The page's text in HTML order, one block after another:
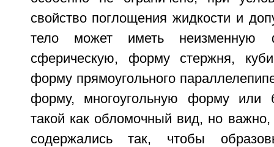
свойство поглощения жидкости и
тело может иметь неизменную
сферическую, форму стержня,
форму прямоугольного
форму, многоугольную форму или
такой как обломочный вид, но
содержались так, чтобы